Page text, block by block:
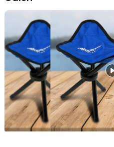
outdoor jangka panjang.
Cocok untuk Berbagai Aktivitas
Selain memancing, kursi ini juga
piknik, atau sekadar duduk santai
sederhana dan fungsional
kebutuhan. Satu kursi untuk
Kelengkapan Produk
Rincian yang Anda dapatkan
1 x TaffSPORT Kursi Lipat
Folding Chair - A0003